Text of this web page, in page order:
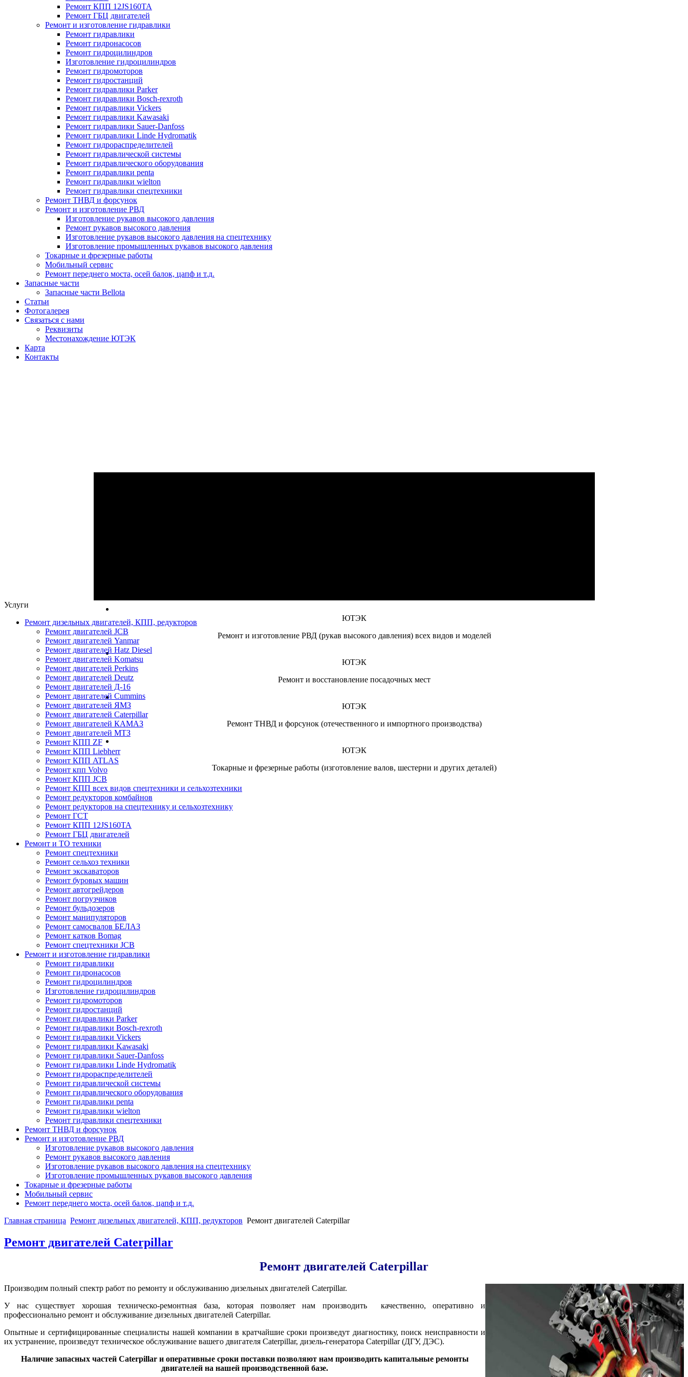
Ремонт КПП 12JS160TA
Ремонт ГБЦ двигателей
Ремонт и изготовление гидравлики
Ремонт гидравлики
Ремонт гидронасосов
Ремонт гидроцилиндров
Изготовление гидроцилиндров
Ремонт гидромоторов
Ремонт гидростанций
Ремонт гидравлики Parker
Ремонт гидравлики Bosch-rexroth
Ремонт гидравлики Vickers
Ремонт гидравлики Kawasaki
Ремонт гидравлики Sauer-Danfoss
Ремонт гидравлики Linde Hydromatik
Ремонт гидрораспределителей
Ремонт гидравлической системы
Ремонт гидравлического оборудования
Ремонт гидравлики penta
Ремонт гидравлики wielton
Ремонт гидравлики спецтехники
Ремонт ТНВД и форсунок
Ремонт и изготовление РВД
Изготовление рукавов высокого давления
Ремонт рукавов высокого давления
Изготовление рукавов высокого давления на спецтехнику
Изготовление промышленных рукавов высокого давления
Токарные и фрезерные работы
Мобильный сервис
Ремонт переднего моста, осей балок, цапф и т.д.
Запасные части
Запасные части Bellota
Статьи
Фотогалерея
Связаться с нами
Реквизиты
Местонахождение ЮТЭК
Карта
Контакты
ЮТЭК
Ремонт и изготовление РВД (рукав высокого давления) всех видов и моделей
ЮТЭК
Ремонт и восстановление посадочных мест
ЮТЭК
Ремонт ТНВД и форсунок (отечественного и импортного производства)
ЮТЭК
Токарные и фрезерные работы (изготовление валов, шестерни и других деталей)
Услуги
Ремонт дизельных двигателей, КПП, редукторов
Ремонт двигателей JCB
Ремонт двигателей Yanmar
Ремонт двигателей Hatz Diesel
Ремонт двигателей Komatsu
Ремонт двигателей Perkins
Ремонт двигателей Deutz
Ремонт двигателей Д-16
Ремонт двигателей Cummins
Ремонт двигателей ЯМЗ
Ремонт двигателей Caterpillar
Ремонт двигателей КАМАЗ
Ремонт двигателей МТЗ
Ремонт КПП ZF
Ремонт КПП Liebherr
Ремонт КПП ATLAS
Ремонт кпп Volvo
Ремонт КПП JСB
Ремонт КПП всех видов спецтехники и сельхозтехники
Ремонт редукторов комбайнов
Ремонт редукторов на спецтехнику и сельхозтехнику
Ремонт ГСТ
Ремонт КПП 12JS160TA
Ремонт ГБЦ двигателей
Ремонт и ТО техники
Ремонт спецтехники
Ремонт сельхоз техники
Ремонт экскаваторов
Ремонт буровых машин
Ремонт автогрейдеров
Ремонт погрузчиков
Ремонт бульдозеров
Ремонт манипуляторов
Ремонт самосвалов БЕЛАЗ
Ремонт катков Bomag
Ремонт спецтехники JCB
Ремонт и изготовление гидравлики
Ремонт гидравлики
Ремонт гидронасосов
Ремонт гидроцилиндров
Изготовление гидроцилиндров
Ремонт гидромоторов
Ремонт гидростанций
Ремонт гидравлики Parker
Ремонт гидравлики Bosch-rexroth
Ремонт гидравлики Vickers
Ремонт гидравлики Kawasaki
Ремонт гидравлики Sauer-Danfoss
Ремонт гидравлики Linde Hydromatik
Ремонт гидрораспределителей
Ремонт гидравлической системы
Ремонт гидравлического оборудования
Ремонт гидравлики penta
Ремонт гидравлики wielton
Ремонт гидравлики спецтехники
Ремонт ТНВД и форсунок
Ремонт и изготовление РВД
Изготовление рукавов высокого давления
Ремонт рукавов высокого давления
Изготовление рукавов высокого давления на спецтехнику
Изготовление промышленных рукавов высокого давления
Токарные и фрезерные работы
Мобильный сервис
Ремонт переднего моста, осей балок, цапф и т.д.
Главная страница Ремонт дизельных двигателей, КПП, редукторов Ремонт двигателей Caterpillar
Ремонт двигателей Caterpillar
Ремонт двигателей Caterpillar
Производим полный спектр работ по ремонту и обслуживанию дизельных двигателей Caterpillar.
У нас существует хорошая техническо-ремонтная база, которая позволяет нам производить качественно, оперативно и
профессионально ремонт и обслуживание дизельных двигателей Caterpillar.
Опытные и сертифицированные специалисты нашей компании в кратчайшие сроки произведут диагностику, поиск неисправности и
их устранение, произведут техническое обслуживание вашего двигателя Caterpillar, дизель-генератора Caterpillar (ДГУ, ДЭС).
Наличие запасных частей Caterpillar и оперативные сроки поставки позволяют нам производить капитальные ремонты
двигателей на нашей производственной базе.